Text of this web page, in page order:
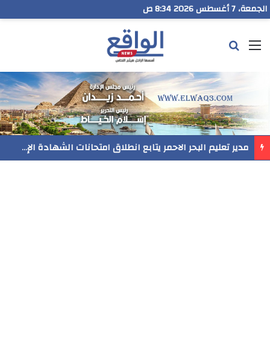
الجمعة، 7 أغسطس 2026 8:34 ص
القائمة
مدير تعليم البحر الاحمر يتابع انطلاق امتحانات الشهادة الإعدادية ويؤكد: الانضباط